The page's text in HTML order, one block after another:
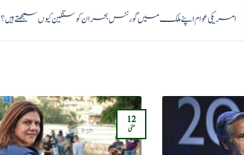
امریکی عوام اپنے ملک میں گورننس بحران کو سنگین کیوں سمجھتے ہیں؟
12
مئی